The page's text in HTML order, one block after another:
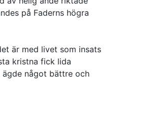
på Faderns högra
är med livet som insats
kristna fick lida
något bättre och